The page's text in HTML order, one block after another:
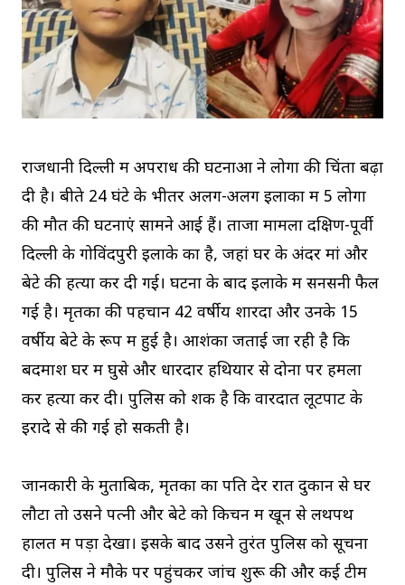
राजधानी दिल्ली में अपराध की घटनाओं ने लोगों की चिंता बढ़ा
दी है। बीते 24 घंटे के भीतर अलग-अलग इलाकों में 5 लोगों
की मौत की घटनाएं सामने आई हैं। ताजा मामला दक्षिण-पूर्वी
दिल्ली के गोविंदपुरी इलाके का है, जहां घर के अंदर मां और
बेटे की हत्या कर दी गई। घटना के बाद इलाके में सनसनी फैल
गई है। मृतकों की पहचान 42 वर्षीय शारदा और उनके 15
वर्षीय बेटे के रूप में हुई है। आशंका जताई जा रही है कि
बदमाश घर में घुसे और धारदार हथियार से दोनों पर हमला
कर हत्या कर दी। पुलिस को शक है कि वारदात लूटपाट के
इरादे से की गई हो सकती है।
जानकारी के मुताबिक, मृतका का पति देर रात दुकान से घर
लौटा तो उसने पत्नी और बेटे को किचन में खून से लथपथ
हालत में पड़ा देखा। इसके बाद उसने तुरंत पुलिस को सूचना
दी। पुलिस ने मौके पर पहुंचकर जांच शुरू की और कई टीमें